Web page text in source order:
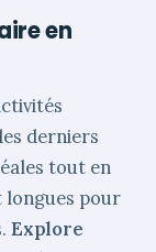
en
derniers
tout en
longues pour
Explore